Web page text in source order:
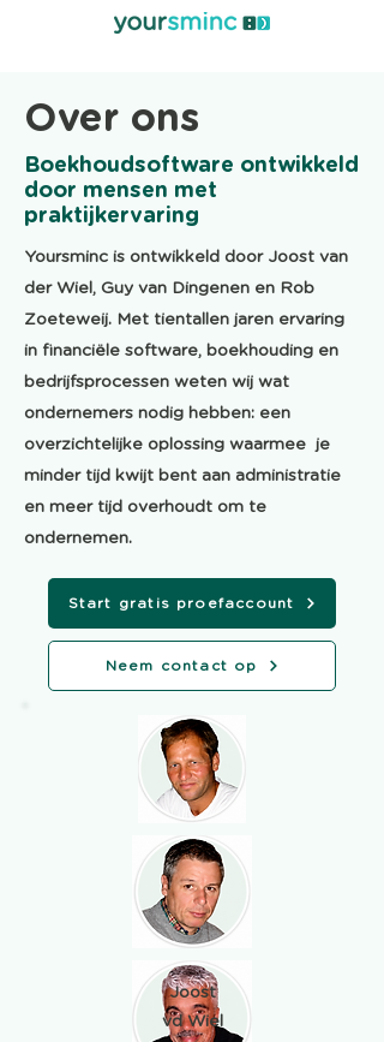
Over ons
Boekhoudsoftware ontwikkeld
door mensen met
praktijkervaring
Yoursminc is ontwikkeld door Joost van
der Wiel, Guy van Dingenen en Rob
Zoeteweij. Met tientallen jaren ervaring
in financiële software, boekhouding en
bedrijfsprocessen weten wij wat
ondernemers nodig hebben: een
overzichtelijke oplossing waarmee je
minder tijd kwijt bent aan administratie
en meer tijd overhoudt om te
ondernemen.
Start gratis proefaccount
Neem contact op
Joost
vd Wiel